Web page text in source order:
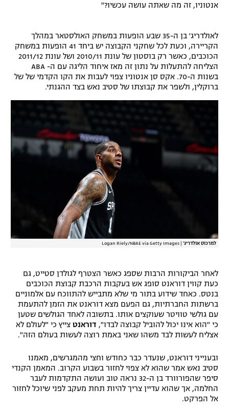
לוח דרושים – ג'ובנט
תגיות
המגזין
אנטוניו, זה מה שאתה עושה עכשיו?"
לאולדריג' בן ה-35 שבע הופעות במשחק האולסטאר במהלך
הקריירה, וכעת לכל שחקני הקבוצה יש ביחד 41 הופעות במשחק
הכוכבים, כאשר רק בוסטון של עונת 2010/11 ושל עונת 2011/12
הצליחה להתעלות על נתון זה מאז איחוד הליגה עם ה- ABA
בשנות ה-70. אקס סן אנטוניו צפוי לעבות את הקו הקדמי של של
ברוקלין, ולשפר את קבוצתו של סטיב נאש בצד ההגנתי.
למרכוס אולדריג' Logan Riely/NBAE via Getty Images
לאחר הביקורות הרבות שספג כאשר הצטרף לגולדן סטייט, גם
כעת קווין דוראנט סופג אש בעקבות הרכבת קבוצת הכוכבים
בנטס. כאחד שידוע בתור מי שלא מתבייש להתווכח עם אלמוניים
ברשתות החברתיות, גם הפעם מצא דוראנט את הזמן להתעמת
עם גולשי טוויטר שעוקצים אותו. בתשובה לאחד הגולשים שטען
כי "הוא אינו יכול להוביל קבוצה לבדו", דוראנט צייץ כי "לעולם לא
אצליח לעשות לבד משהו שאני באמת רוצה לעשות בעולם הזה".
ובענייני דוראנט, שנעדר כבר כחודש וחצי מהמגרשים, מאמנו
סטיב נאש אמר שהוא לא צפוי לחזור בשבוע הקרוב. המאמן הקנדי
סיפר שהפורוורד בן ה-32 נראה טוב ועושה התקדמות לעבר
החלמה, אך שהוא עדיין צריך להיות תחת מעקב לפני שיוכל לחזור
אל הפרקט.